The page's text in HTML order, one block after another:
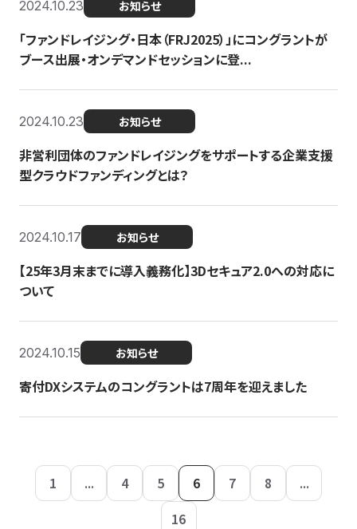
2024.10.23 お知らせ
「ファンドレイジング・日本（FRJ2025）」にコングラントが
ブース出展・オンデマンドセッションに登...
2024.10.23 お知らせ
非営利団体のファンドレイジングをサポートする企業支援
型クラウドファンディングとは？
2024.10.17 お知らせ
【25年3月末までに導入義務化】3Dセキュア2.0への対応に
ついて
2024.10.15 お知らせ
寄付DXシステムのコングラントは7周年を迎えました
1 ... 4 5 6 7 8
...
16